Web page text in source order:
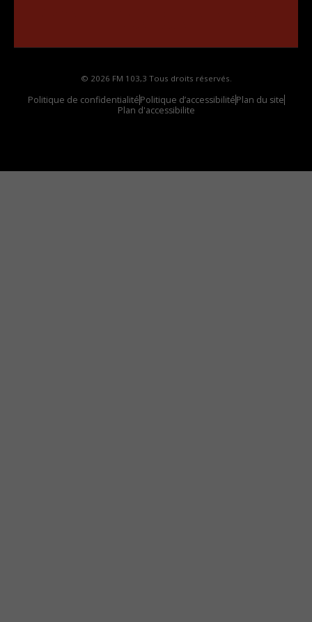
© 2026 FM 103,3 Tous droits réservés.
Politique de confidentialitéPolitique d’accessibilitéPlan du site
Plan d'accessibilite